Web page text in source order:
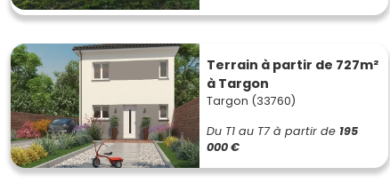
Terrain à partir de 727m²
à Targon
Targon (33760)
Du T1 au T7 à partir de 195
000 €